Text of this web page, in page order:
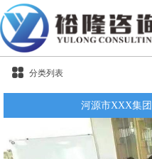
分类列表
河源市XXX集